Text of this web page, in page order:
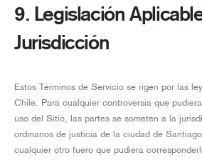
9. Legislación
Jurisdicción
Estos Términos de Servicio se rigen por las
Chile. Para cualquier controversia que
uso del Sitio, las partes se someten a la
ordinarios de justicia de la ciudad de
cualquier otro fuero que pudiera